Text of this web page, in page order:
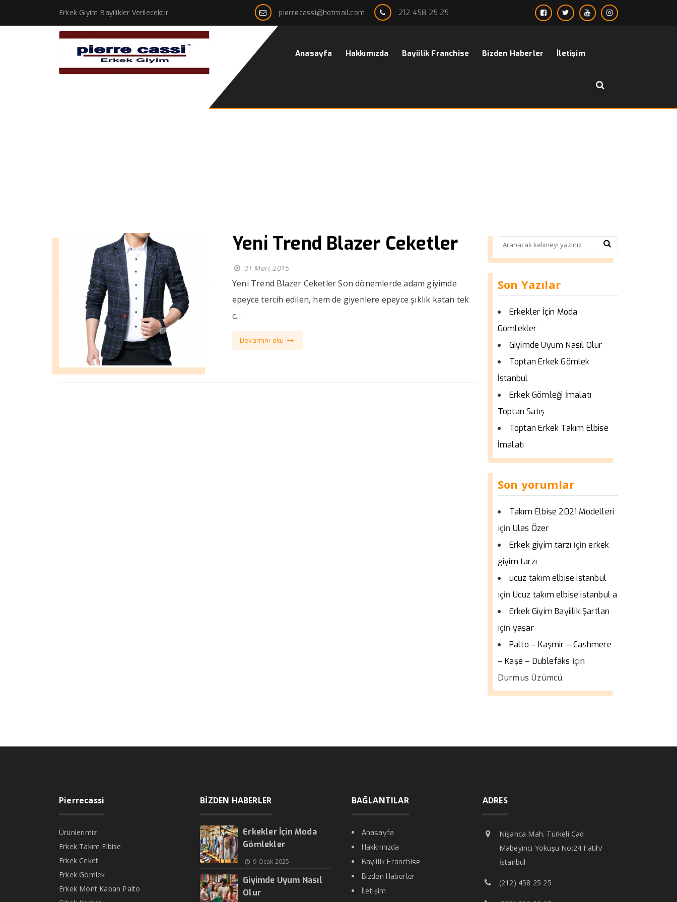
Erkek Giyim Bayilikler Verilecektir pierrecassi@hotmail.com 212 458 25 25
Anasayfa Hakkımızda Bayiilik Franchise Bizden Haberler İletişim
Yeni Trend Blazer Ceketler
31 Mart 2015
Yeni Trend Blazer Ceketler Son dönemlerde adam giyimde
epeyce tercih edilen, hem de giyenlere epeyce şıklık katan tek
c...
Devamını oku
Son Yazılar
Erkekler İçin Moda
Gömlekler
Giyimde Uyum Nasıl Olur
Toptan Erkek Gömlek
İstanbul
Erkek Gömleği İmalatı
Toptan Satış
Toptan Erkek Takım Elbise
İmalatı
Son yorumlar
Takım Elbise 2021 Modelleri
için Ulas Özer
Erkek giyim tarzı içinerkek
giyim tarzı
ucuz takım elbise istanbul
için Ucuz takım elbise istanbul a
Erkek Giyim Bayiilik Şartları
için yaşar
Palto – Kaşmir – Cashmere
– Kaşe – Dublefaks için
Durmus Üzümcü
Pierrecassi
Ürünlerimiz
Erkek Takım Elbise
Erkek Ceket
Erkek Gömlek
Erkek Mont Kaban Palto
BİZDEN HABERLER
Erkekler İçin Moda
Gömlekler
9 Ocak 2025
Giyimde Uyum Nasıl
Olur
BAĞLANTILAR
Anasayfa
Hakkımızda
Bayiilik Franchise
Bizden Haberler
İletişim
ADRES
Nişanca Mah. Türkeli Cad
Mabeyinci Yokuşu No:24 Fatih/
İstanbul
(212) 458 25 25